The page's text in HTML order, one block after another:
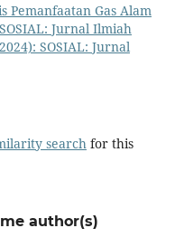
Pemanfaatan Gas Alam
SOSIAL: Jurnal Ilmiah
SOSIAL: Jurnal
search for this
author(s)